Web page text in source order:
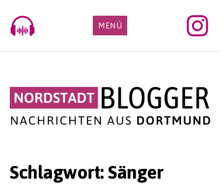
content
MENÜ
Schlagwort:Sänger